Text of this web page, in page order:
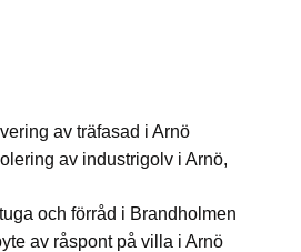
av träfasad i Arnö
av industrigolv i Arnö,
och förråd i Brandholmen
av råspont på villa i Arnö